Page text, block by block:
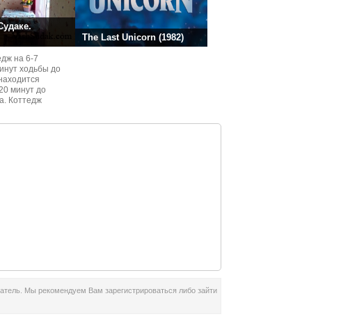
на 6-7
ходьбы до
минут до
Коттедж
The Last Unicorn (1982)
Мы рекомендуем Вам зарегистрироваться либо зайти